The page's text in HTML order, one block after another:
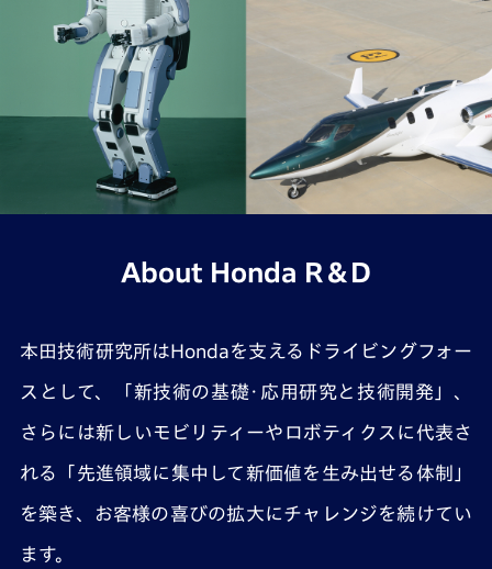
About Honda R＆D
本田技術研究所はHondaを支えるドライビングフォー
スとして、「新技術の基礎･応用研究と技術開発」、
さらには新しいモビリティーやロボティクスに代表さ
れる「先進領域に集中して新価値を生み出せる体制」
を築き、お客様の喜びの拡大にチャレンジを続けてい
ます。